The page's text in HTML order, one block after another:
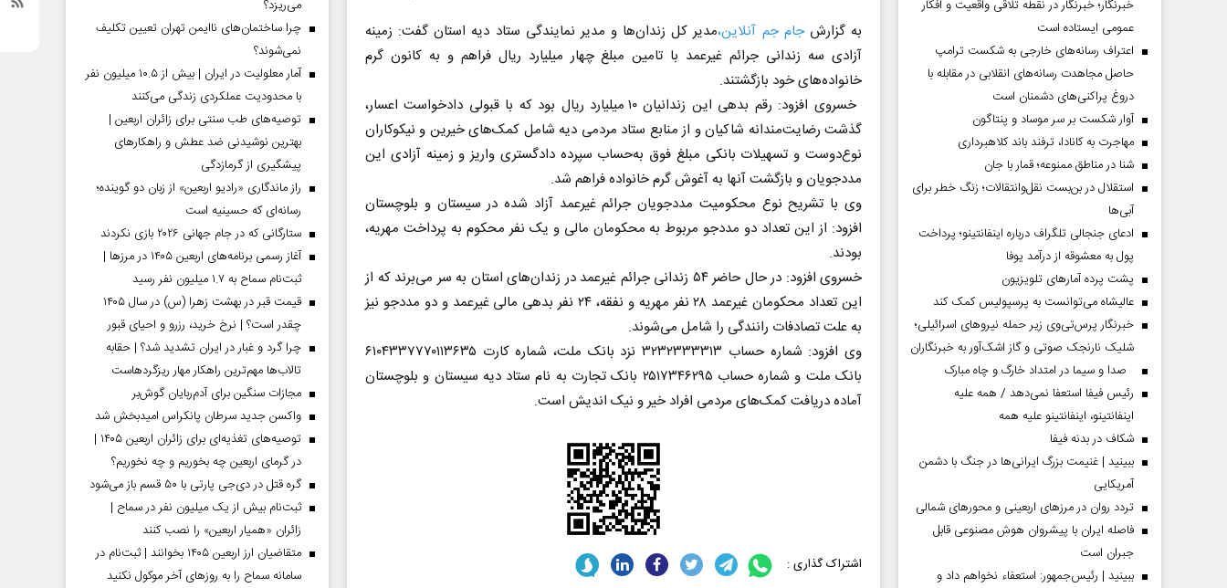
به گزارشجام جم آنلاین،مدیر کل زندان‌ها و مدیر نمایندگی ستاد دیه استان گفت: زمینه
آزادی سه زندانی جرائم غیرعمد با تامین مبلغ چهار میلیارد ریال فراهم و به کانون گرم
خانواده‌های خود بازگشتند.
خسروی افزود: رقم بدهی این زندانیان ۱۰ میلیارد ریال بود که با قبولی دادخواست اعسار،
گذشت رضایت‌مندانه شاکیان و از منابع ستاد مردمی دیه شامل کمک‌های خیرین و نیکوکاران
نوع‌دوست و تسهیلات بانکی مبلغ فوق به‌حساب سپرده دادگستری واریز و زمینه آزادی این
مددجویان و بازگشت آنها به آغوش گرم خانواده فراهم شد.
وی با تشریح نوع محکومیت مددجویان جرائم غیرعمد آزاد شده در سیستان و بلوچستان
افزود: از این تعداد دو مددجو مربوط به محکومان مالی و یک نفر محکوم به پرداخت مهریه،
بودند.
خسروی افزود: در حال حاضر ۵۴ زندانی جرائم غیرعمد در زندان‌های استان به سر می‌برند که از
این تعداد محکومان غیرعمد ۲۸ نفر مهریه و نفقه، ۲۴ نفر بدهی مالی غیرعمد و دو مددجو نیز
به علت تصادفات رانندگی را شامل می‌شوند.
وی افزود: شماره حساب ۳۲۳۲۳۳۳۳۱۳ نزد بانک ملت، شماره کارت ۶۱۰۴۳۳۷۷۷۰۱۱۳۶۳۵
بانک ملت و شماره حساب ۲۵۱۷۳۴۶۲۹۵ بانک تجارت به نام ستاد دیه سیستان و بلوچستان
آماده دریافت کمک‌های مردمی افراد خیر و نیک اندیش است.
اشتراک گذاری :
خبرنگار؛ خبرنگار در نقطه تلاقی واقعیت و افکار
عمومی ایستاده است
اعتراف رسانه‌های خارجی به شکست ترامپ
حاصل مجاهدت رسانه‌های انقلابی در مقابله با
دروغ پراکنی‌های دشمنان است
آوار شکست بر سر موساد و پنتاگون
مهاجرت به کانادا، ترفند باند کلاهبرداری
شنا در مناطق ممنوعه؛ قمار با جان
استقلال در بن‌بست نقل‌وانتقالات؛ زنگ خطر برای
آبی‌ها
ادعای جنجالی تلگراف درباره اینفانتینو؛ پرداخت
پول به معشوقه از درآمد یوفا
پشت پرده آمارهای تلویزیون
عالیشاه می‌توانست به پرسپولیس کمک کند
خبرنگار پرس‌تی‌وی زیر حمله نیروهای اسرائیلی؛
شلیک نارنجک صوتی و گاز اشک‌آور به خبرنگاران
صدا و سیما در امتداد خارگ و چاه مبارک
رئیس فیفا استعفا نمی‌دهد / همه علیه
اینفانتینو، اینفانتینو علیه همه
شکاف در بدنه فیفا
ببینید | غنیمت بزرگ ایرانی‌ها در جنگ با دشمن
آمریکایی
تردد روان در مرزهای اربعینی و محورهای شمالی
فاصله ایران با پیشرو‌ان هوش مصنوعی قابل
جبران است
ببینید | رئیس‌جمهور: استعفاء نخواهم داد و
می‌ریزد؟
چرا ساختمان‌های ناایمن تهران تعیین تکلیف
نمی‌شوند؟
آمار معلولیت در ایران | بیش از ۱۰.۵ میلیون نفر
با محدودیت عملکردی زندگی می‌کنند
توصیه‌های طب سنتی برای زائران اربعین |
بهترین نوشیدنی ضد عطش و راهکارهای
پیشگیری از گرمازدگی
راز ماندگاری «رادیو اربعین» از زبان دو گوینده؛
رسانه‌ای که حسینیه است
ستارگانی که در جام جهانی ۲۰۲۶ بازی نکردند
آغاز رسمی برنامه‌های اربعین ۱۴۰۵ در مرز‌ها |
ثبت‌نام سماح به ۱.۷ میلیون نفر رسید
قیمت قبر در بهشت زهرا (س) در سال ۱۴۰۵
چقدر است؟ | نرخ خرید، رزرو و احیای قبور
چرا گرد و غبار در ایران تشدید شد؟ | حقابه
تالاب‌ها مهم‌ترین راهکار مهار ریزگردهاست
مجازات سنگین برای آدم‌ربایان گوش‌بر
واکسن جدید سرطان پانکراس امیدبخش شد
توصیه‌های تغذیه‌ای برای زائران اربعین ۱۴۰۵ |
در گرمای اربعین چه بخوریم و چه نخوریم؟
گره قتل در دی‌جی پارتی با ۵۰ قسم باز می‌شود
ثبت‌نام بیش از یک میلیون نفر در سماح |
زائران «همیار اربعین» را نصب کنند
متقاضیان ارز اربعین ۱۴۰۵ بخوانند | ثبت‌نام در
سامانه سماح را به روز‌های آخر موکول نکنید